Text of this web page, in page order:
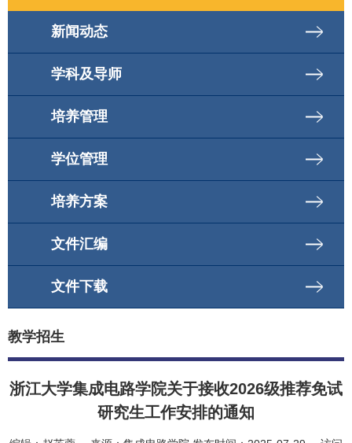
新闻动态
学科及导师
培养管理
学位管理
培养方案
文件汇编
文件下载
教学招生
浙江大学集成电路学院关于接收2026级推荐免试
研究生工作安排的通知